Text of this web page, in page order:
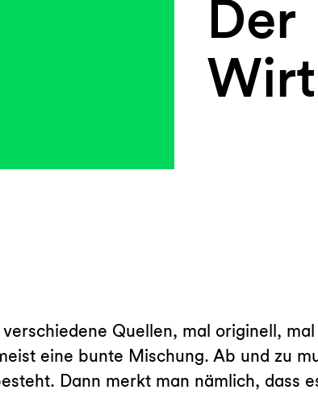
Der
Quellen, mal originell,
eine bunte Mischung. Ab und zu
Dann merkt man nämlich, dass